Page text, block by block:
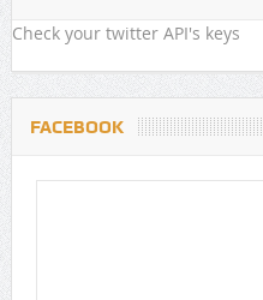
Check your twitter API's keys
FACEBOOK